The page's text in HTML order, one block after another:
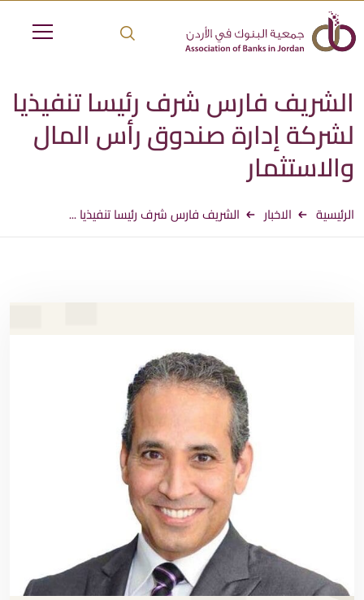
الشريف فارس شرف رئيسا تنفيذيا
لشركة إدارة صندوق رأس المال
والاستثمار
الرئيسية الاخبار الشريف فارس شرف رئيسا تنفيذيا ...